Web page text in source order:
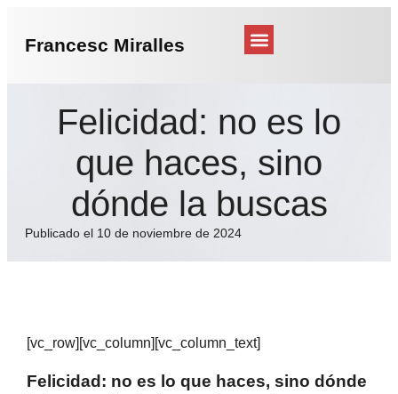
Francesc Miralles
Felicidad: no es lo
que haces, sino
dónde la buscas
Publicado el 10 de noviembre de 2024
[vc_row][vc_column][vc_column_text]
Felicidad: no es lo que haces, sino dónde